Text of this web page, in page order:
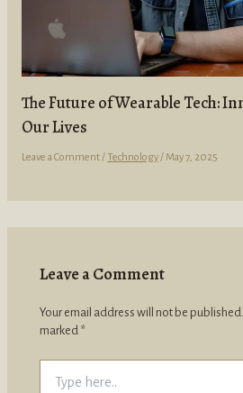
The Future of Wearable Tech:
Our Lives
Leave a Comment / Technology/ May 7, 2025
Leave a Comment
Your email address will not be published.
marked *
here..